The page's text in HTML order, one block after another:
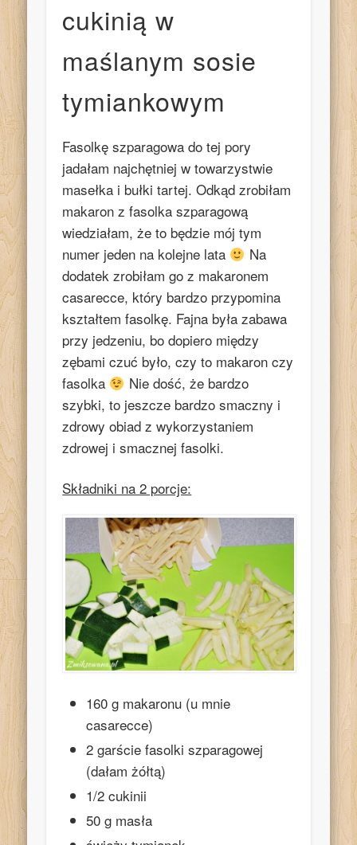
cukinią w
maślanym sosie
tymiankowym
Fasolkę szparagowa do tej pory
jadałam najchętniej w towarzystwie
masełka i bułki tartej. Odkąd zrobiłam
makaron z fasolka szparagową
wiedziałam, że to będzie mój tym
numer jeden na kolejne lata
Na
dodatek zrobiłam go z makaronem
casarecce, który bardzo przypomina
kształtem fasolkę. Fajna była zabawa
przy jedzeniu, bo dopiero między
zębami czuć było, czy to makaron czy
fasolka
Nie dość, że bardzo
szybki, to jeszcze bardzo smaczny i
zdrowy obiad z wykorzystaniem
zdrowej i smacznej fasolki.
Składniki na 2 porcje:
160 g makaronu (u mnie
casarecce)
2 garście fasolki szparagowej
(dałam żółtą)
1/2 cukinii
50 g masła